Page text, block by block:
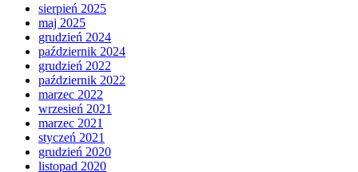
sierpień 2025
maj 2025
grudzień 2024
październik 2024
grudzień 2022
październik 2022
marzec 2022
wrzesień 2021
marzec 2021
styczeń 2021
grudzień 2020
listopad 2020